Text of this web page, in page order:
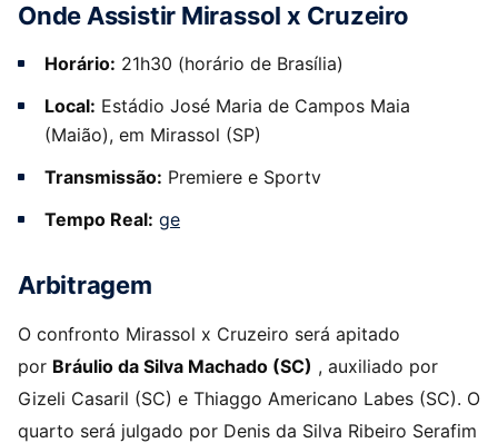
Onde Assistir Mirassol x Cruzeiro
Horário: 21h30 (horário de Brasília)
Local: Estádio José Maria de Campos Maia
(Maião), em Mirassol (SP)
Transmissão: Premiere e Sportv
Tempo Real: ge
Arbitragem
O confronto Mirassol x Cruzeiro será apitado
por Bráulio da Silva Machado (SC) , auxiliado por
Gizeli Casaril (SC) e Thiaggo Americano Labes (SC). O
quarto será julgado por Denis da Silva Ribeiro Serafim